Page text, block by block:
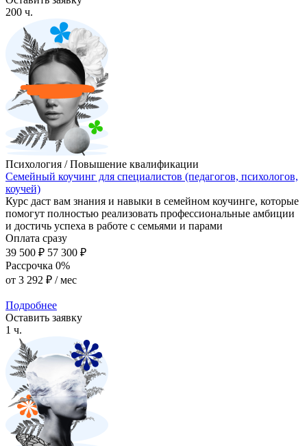
200 ч.
Психология / Повышение квалификации
Семейный коучинг для специалистов (педагогов, психологов,
коучей)
Курс даст вам знания и навыки в семейном коучинге, которые
помогут полностью реализовать профессиональные амбиции
и достичь успеха в работе с семьями и парами
Оплата сразу
39 500 ₽ 57 300 ₽
Рассрочка 0%
от 3 292 ₽ / мес
Подробнее
Оставить заявку
1 ч.